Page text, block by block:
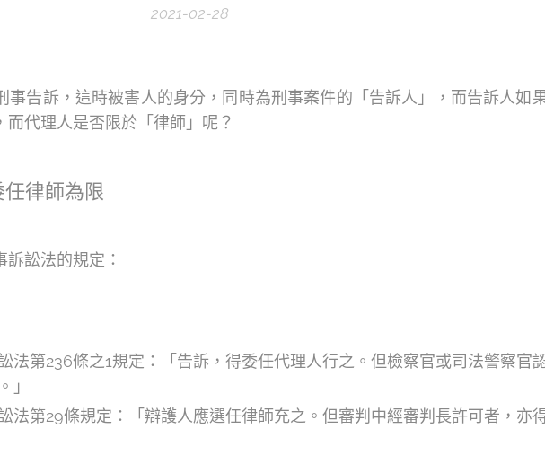
2021-02-28
事告訴，這時被害人的身分，同時為刑事案件的「告訴人」，而告訴人如
代理人是否限於「律師」呢？
律師為限
訟法的規定：
法第236條之1規定：「告訴，得委任代理人行之。但檢察官或司法警察官
」
法第29條規定：「辯護人應選任律師充之。但審判中經審判長許可者，亦